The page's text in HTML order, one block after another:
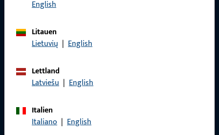
English
Litauen
Lietuvių | English
Lettland
Latviešu | English
Italien
Italiano | English
Allgemeines
Datenschutz